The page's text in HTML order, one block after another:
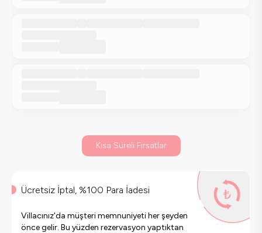
Kısa Süreli Fırsatlar
Ücretsiz İptal, %100 Para İadesi
Villacınız'da müşteri memnuniyeti her şeyden
önce gelir. Bu yüzden rezervasyon yaptıktan